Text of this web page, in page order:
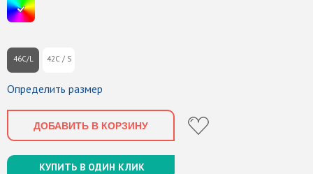
46C/L 42C / S
Определить размер
ДОБАВИТЬ В КОРЗИНУ
КУПИТЬ В ОДИН КЛИК